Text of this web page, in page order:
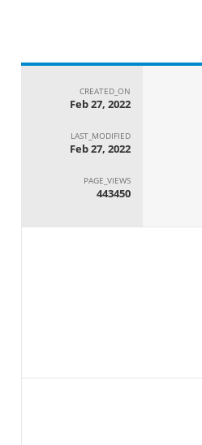
CREATED_ON
Feb 27, 2022
LAST_MODIFIED
Feb 27, 2022
PAGE_VIEWS
443450